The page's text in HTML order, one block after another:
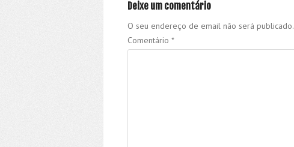
Deixe um comentário
O seu endereço de email não será publicado.
Comentário *